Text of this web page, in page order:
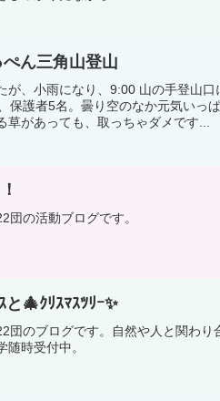
ん三角山登山
、小雨になり、9:00 山の手登山口
保護者5名。曇り空のなか元気いっ
があっても、取っちゃダメです...
の活動ブログです。
🎄ｸﾘｽﾏｽﾂﾘｰ✨
のブログです。自然や人と関わり
時受付中。